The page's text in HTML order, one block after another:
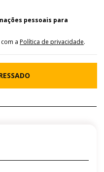
pessoais para
a Política de privacidade.